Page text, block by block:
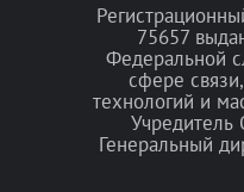
75657
Федеральной
сфере
технологий и
Генеральный